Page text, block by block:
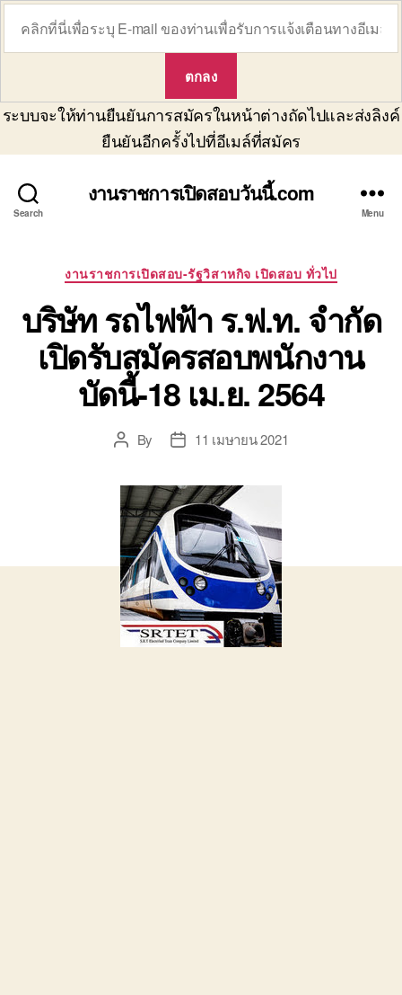
ระบบจะให้ท่านยืนยันการสมัครในหน้าต่างถัดไปและส่งลิงค์
ยืนยันอีกครั้งไปที่อีเมล์ที่สมัคร
Search
งานราชการเปิดสอบวันนี้.com
Menu
Categories
งานราชการเปิดสอบ-รัฐวิสาหกิจ เปิดสอบ ทั่วไป
บริษัท รถไฟฟ้า ร.ฟ.ท. จำกัด
เปิดรับสมัครสอบพนักงาน
บัดนี้-18 เม.ย. 2564
PostBy
Post11 เมษายน 2021